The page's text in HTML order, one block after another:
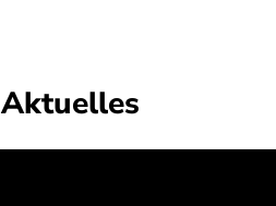
Aktuelles